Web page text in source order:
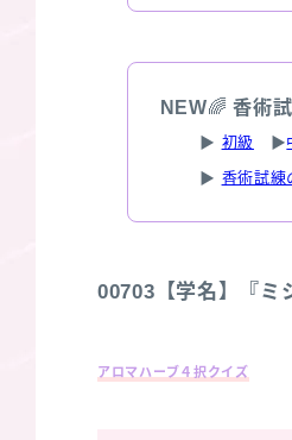
NEW🌈香術
▶ 初級 ▶
▶ 香術試練
00703【学名】『ミ
アロマハーブ４択クイズ